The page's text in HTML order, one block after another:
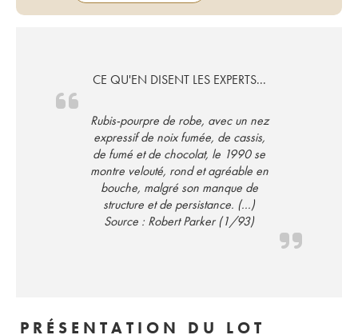
CE QU'EN DISENT LES EXPERTS...
Rubis-pourpre de robe, avec un nez
expressif de noix fumée, de cassis,
de fumé et de chocolat, le 1990 se
montre velouté, rond et agréable en
bouche, malgré son manque de
structure et de persistance. (...)
Source : Robert Parker (1/93)
PRÉSENTATION DU LOT